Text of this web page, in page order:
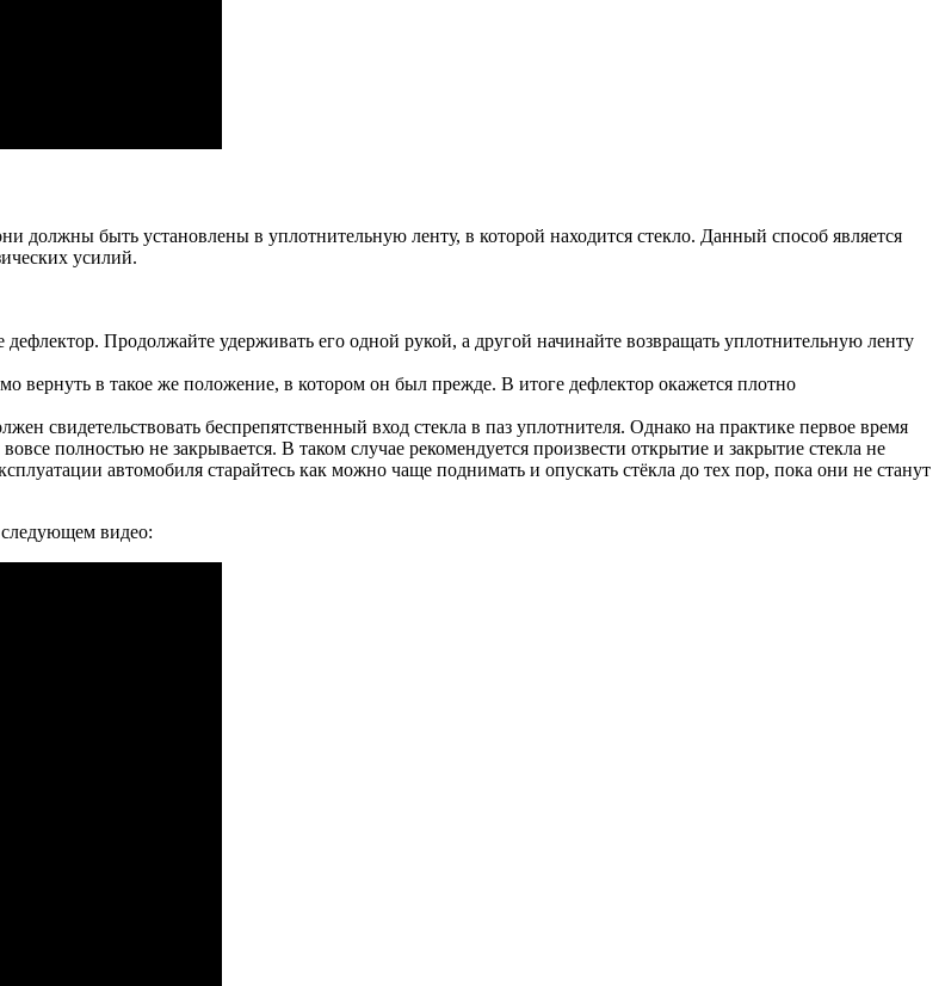
должны быть установлены в уплотнительную ленту, в которой находится стекло. Данный способ является
усилий.
дефлектор. Продолжайте удерживать его одной рукой, а другой начинайте возвращать уплотнительную ленту
вернуть в такое же положение, в котором он был прежде. В итоге дефлектор окажется плотно
свидетельствовать беспрепятственный вход стекла в паз уплотнителя. Однако на практике первое время
полностью не закрывается. В таком случае рекомендуется произвести открытие и закрытие стекла не
автомобиля старайтесь как можно чаще поднимать и опускать стёкла до тех пор, пока они не станут
следующем видео: